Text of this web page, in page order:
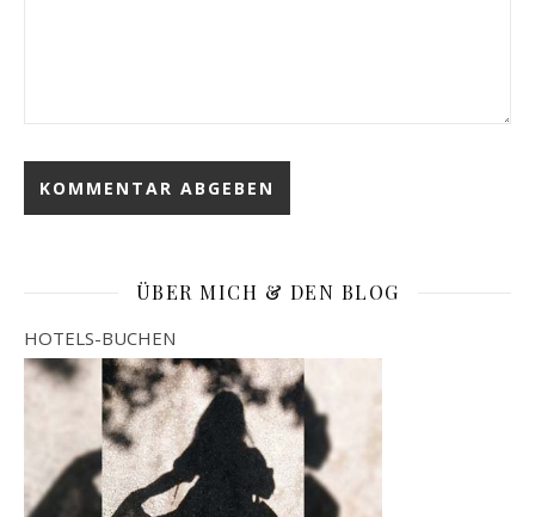
ÜBER MICH & DEN BLOG
HOTELS-BUCHEN